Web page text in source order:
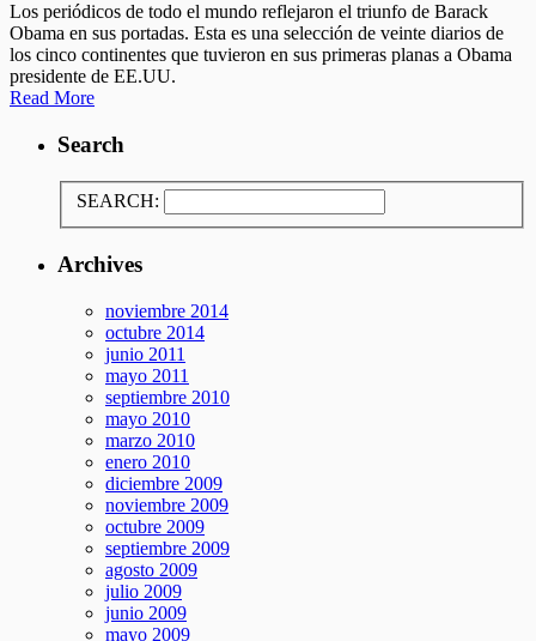
Los periódicos de todo el mundo reflejaron el triunfo de Barack
Obama en sus portadas. Esta es una selección de veinte diarios de
los cinco continentes que tuvieron en sus primeras planas a Obama
presidente de EE.UU.
Read More
Search
SEARCH:
Archives
noviembre 2014
octubre 2014
junio 2011
mayo 2011
septiembre 2010
mayo 2010
marzo 2010
enero 2010
diciembre 2009
noviembre 2009
octubre 2009
septiembre 2009
agosto 2009
julio 2009
junio 2009
mayo 2009